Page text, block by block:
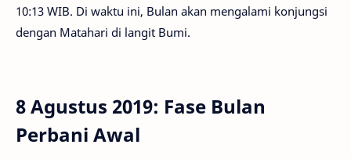
10:13 WIB. Di waktu ini, Bulan akan mengalami konjungsi
dengan Matahari di langit Bumi.
8 Agustus 2019: Fase Bulan
Perbani Awal